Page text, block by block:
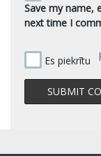
Save my name,
next time I
Es piekrītu